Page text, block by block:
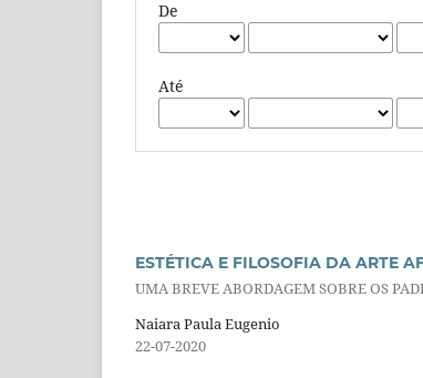
De
Até
ESTÉTICA E FILOSOFIA DA ARTE
UMA BREVE ABORDAGEM SOBRE OS
Naiara Paula Eugenio
22-07-2020